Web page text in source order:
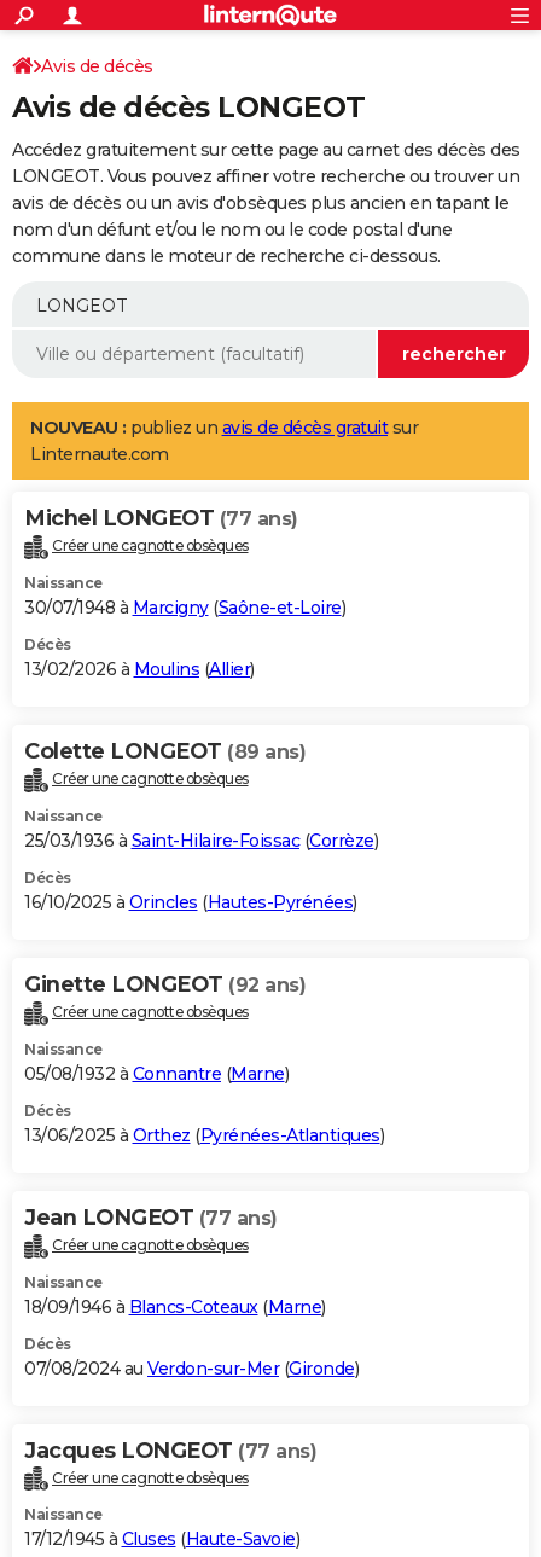
ACTUALITÉS
Politique
Société
Faits Divers
Education
Monde
Villes
+
SPORT
Coupe du monde 2026
Football
Tennis
Cyclisme
Rugby
Forum
Programme TV
TNTStreaming
Cinéma
Sorties cinéma
Musique
+
FINANCE
Retraite
Epargne
Immobilier
Risques naturels par ville
Banque
Assurance
AUTO
Essais
Réserver un essai
Citadines
Berlines
SUV
Forum auto
+
Mobiles
Meilleur smartphone
Internet
Ordinateurs
Jeux vidéo
Guide high-tech
Aménagement intérieur
LIFESTYLE
Art de vivre
Bien-être
Loisirs
Mode
Modes de vie
Alimentation
Guide de la santé
Maladies
Médicaments
Sommeil
VOYAGE
Destinations
City break
Voyage nature
Voyage de noces
Forum
Climat
+PHOTO
GUIDES D'ACHAT
BONS PLANS
Carte de Noël
Carte Bonne année
Carte Saint-Valentin
Carte Pâques
Carte d'anniversaire
DICTIONNAIRE
Dictionnaire
Biographies
Citations
Expressions
Proverbes
PROGRAMME TV
S'inscrire
Se connecter
Lycées
Collèges
Primaires
Universités
Entreprises
Service militaire
Avis de recherche
AVIS DE DÉCÈS
Bricolage
Lifestyle
Culture
Sport
Auto
Television
Voyage
Cinema
Avis de décès
Avis de décès LONGEOT
Accédez gratuitement sur cette page au carnet des décès des
LONGEOT. Vous pouvez affiner votre recherche ou trouver un
avis de décès ou un avis d'obsèques plus ancien en tapant le
nom d'un défunt et/ou le nom ou le code postal d'une
commune dans le moteur de recherche ci-dessous.
NOUVEAU : publiez un avis de décès gratuitsur
Linternaute.com
Michel LONGEOT (77 ans)
Créer une cagnotte obsèques
Naissance
30/07/1948 à Marcigny(Saône-et-Loire)
Décès
13/02/2026 à Moulins (Allier)
Colette LONGEOT (89 ans)
Créer une cagnotte obsèques
Naissance
25/03/1936 à Saint-Hilaire-Foissac(Corrèze)
Décès
16/10/2025 à Orincles (Hautes-Pyrénées)
Ginette LONGEOT (92 ans)
Créer une cagnotte obsèques
Naissance
05/08/1932 à Connantre (Marne)
Décès
13/06/2025 à Orthez (Pyrénées-Atlantiques)
Jean LONGEOT (77 ans)
Créer une cagnotte obsèques
Naissance
18/09/1946 à Blancs-Coteaux (Marne)
Décès
07/08/2024 au Verdon-sur-Mer(Gironde)
Jacques LONGEOT (77 ans)
Créer une cagnotte obsèques
Naissance
17/12/1945 à Cluses (Haute-Savoie)